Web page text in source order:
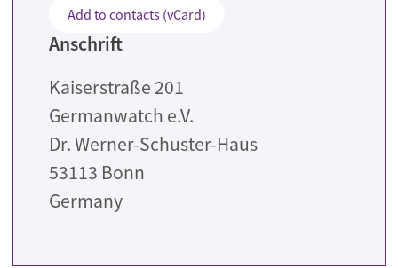
Add to contacts (vCard)
Anschrift
Kaiserstraße 201
Germanwatch e.V.
Dr. Werner-Schuster-Haus
53113 Bonn
Germany